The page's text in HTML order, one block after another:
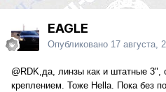
EAGLE
Опубликовано 17 августа,
@RDK,да, линзы как и штатные 3",
креплением. Тоже Hella. Пока без